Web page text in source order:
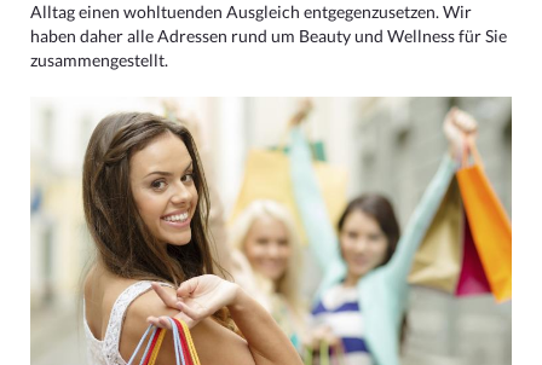
Alltag einen wohltuenden Ausgleich entgegenzusetzen. Wir
haben daher alle Adressen rund um Beauty und Wellness für Sie
zusammengestellt.